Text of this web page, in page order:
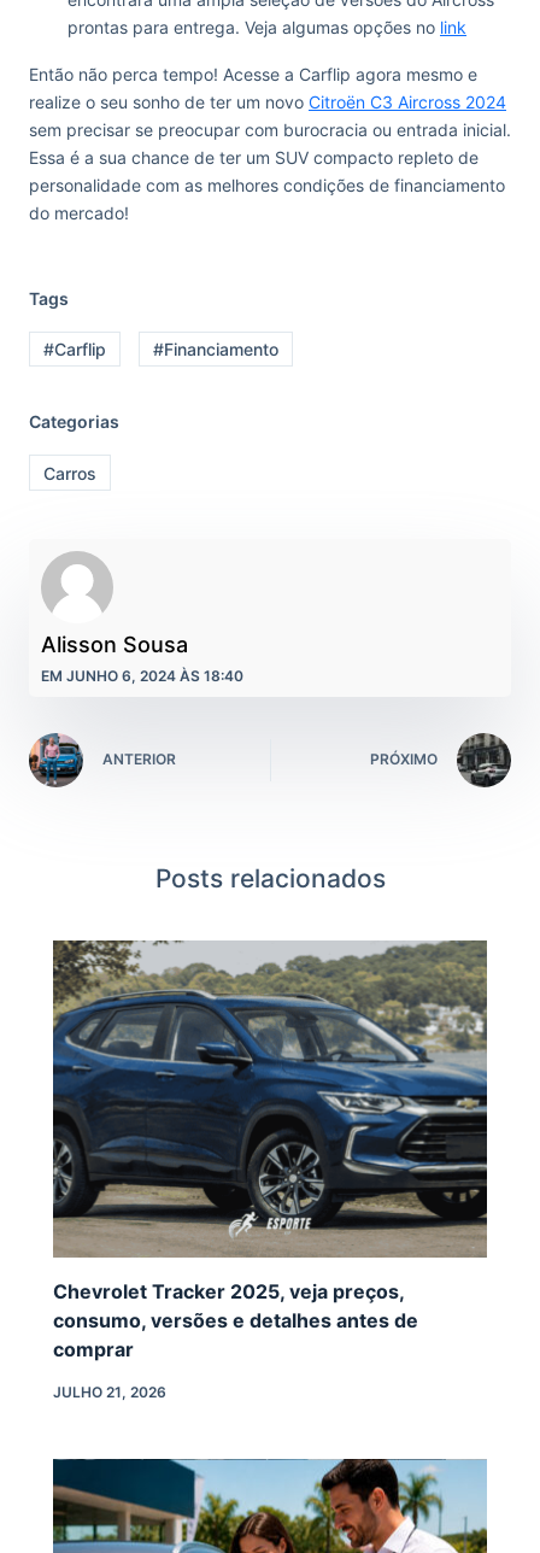
prontas para entrega. Veja algumas opções no link
Então não perca tempo! Acesse a Carflip agora mesmo e
realize o seu sonho de ter um novo Citroën C3 Aircross 2024
sem precisar se preocupar com burocracia ou entrada inicial.
Essa é a sua chance de ter um SUV compacto repleto de
personalidade com as melhores condições de financiamento
do mercado!
Tags
#Carflip #Financiamento
Categorias
Carros
Alisson Sousa
EM JUNHO 6, 2024 ÀS 18:40
ANTERIOR PRÓXIMO
Posts relacionados
Chevrolet Tracker 2025, veja preços,
consumo, versões e detalhes antes de
comprar
JULHO 21, 2026